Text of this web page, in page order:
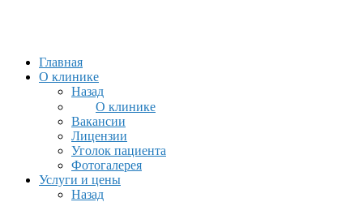
Главная
О клинике
Назад
О клинике
Вакансии
Лицензии
Уголок пациента
Фотогалерея
Услуги и цены
Назад